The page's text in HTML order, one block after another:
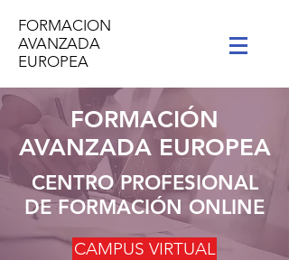
FORMACION
AVANZADA
EUROPEA
FORMACIÓN
AVANZADA EUROPEA
CENTRO PROFESIONAL
DE FORMACIÓN ONLINE
CAMPUS VIRTUAL